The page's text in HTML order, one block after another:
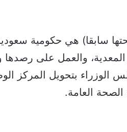
سابقا) هي حكومية
والعمل على رصدها
صدر قرار مجلس الوزراء بتحويل
العامة.